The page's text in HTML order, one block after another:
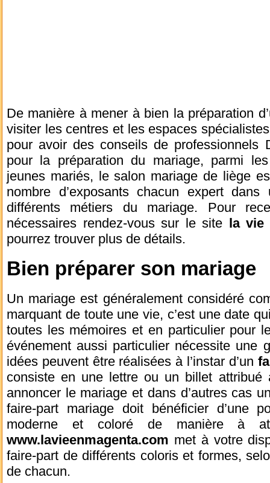
De manière à mener à bien la préparation
visiter les centres et les espaces
pour avoir des conseils de professionnels
pour la préparation du mariage, parmi
jeunes mariés, le salon mariage de liège
nombre d’exposants chacun expert
différents métiers du mariage. Pour
nécessaires rendez-vous sur le site la vie
pourrez trouver plus de détails.
Bien préparer son mariage
Un mariage est généralement considéré
marquant de toute une vie, c’est une date
toutes les mémoires et en particulier pour
événement aussi particulier nécessite une
idées peuvent être réalisées à l’instar d’un
consiste en une lettre ou un billet
annoncer le mariage et dans d’autres cas
faire-part mariage doit bénéficier d’une
moderne et coloré de manière à
www.lavieenmagenta.com met à votre
faire-part de différents coloris et formes,
de chacun.